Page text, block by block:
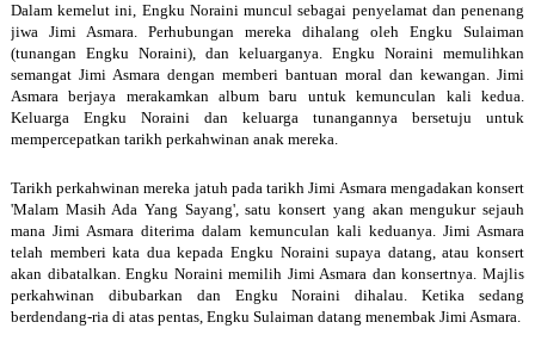
Dalam kemelut ini, Engku Noraini muncul sebagai penyelamat dan penenang
jiwa Jimi Asmara. Perhubungan mereka dihalang oleh Engku Sulaiman
(tunangan Engku Noraini), dan keluarganya. Engku Noraini memulihkan
semangat Jimi Asmara dengan memberi bantuan moral dan kewangan. Jimi
Asmara berjaya merakamkan album baru untuk kemunculan kali kedua.
Keluarga Engku Noraini dan keluarga tunangannya bersetuju untuk
mempercepatkan tarikh perkahwinan anak mereka.
Tarikh perkahwinan mereka jatuh pada tarikh Jimi Asmara mengadakan konsert
'Malam Masih Ada Yang Sayang', satu konsert yang akan mengukur sejauh
mana Jimi Asmara diterima dalam kemunculan kali keduanya. Jimi Asmara
telah memberi kata dua kepada Engku Noraini supaya datang, atau konsert
akan dibatalkan. Engku Noraini memilih Jimi Asmara dan konsertnya. Majlis
perkahwinan dibubarkan dan Engku Noraini dihalau. Ketika sedang
berdendang-ria di atas pentas, Engku Sulaiman datang menembak Jimi Asmara.